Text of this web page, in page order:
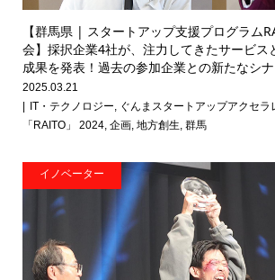
【群馬県 | スタートアップ支援プログラム
会】採択企業4社が、注力してきたサービス
成果を発表！過去の参加企業との新たなシ
2025.03.21
IT・テクノロジー
ぐんまスタートアップアクセ
「RAITO」 2024, 企画, 地方創生 群馬
イノベーター